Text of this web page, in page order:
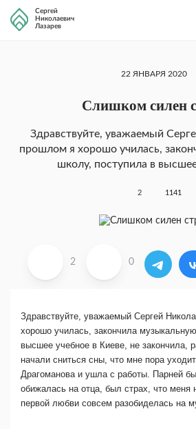
Сергей
Николаевич
Лазарев
22 ЯНВАРЯ 2020
Слишком силен
Здравствуйте, уважаемый
прошлом я хорошо училась,
школу, поступила в
2 1141
2 0
Здравствуйте, уважаемый Сергей
хорошо училась, закончила
высшее учебное в Киеве, не закончила,
начали сниться сны, что мне пора
Драгоманова и ушла с работы. Парней
обижалась на отца, был страх, что меня
первой любви совсем разобиделась на